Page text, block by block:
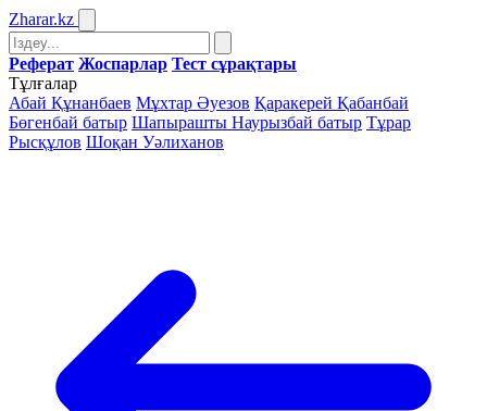
Zharar.kz
Реферат Жоспарлар Тест сұрақтары
Тұлғалар
Абай Құнанбаев Мұхтар Әуезов Қаракерей Қабанбай
Бөгенбай батыр Шапырашты Наурызбай батыр Тұрар
Рысқұлов Шоқан Уәлиханов